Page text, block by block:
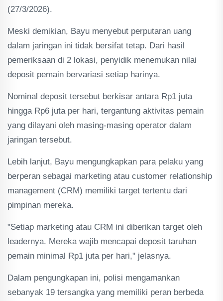
(27/3/2026).
Meski demikian, Bayu menyebut perputaran uang
dalam jaringan ini tidak bersifat tetap. Dari hasil
pemeriksaan di 2 lokasi, penyidik menemukan nilai
deposit pemain bervariasi setiap harinya.
Nominal deposit tersebut berkisar antara Rp1 juta
hingga Rp6 juta per hari, tergantung aktivitas pemain
yang dilayani oleh masing-masing operator dalam
jaringan tersebut.
Lebih lanjut, Bayu mengungkapkan para pelaku yang
berperan sebagai marketing atau customer relationship
management (CRM) memiliki target tertentu dari
pimpinan mereka.
"Setiap marketing atau CRM ini diberikan target oleh
leadernya. Mereka wajib mencapai deposit taruhan
pemain minimal Rp1 juta per hari," jelasnya.
Dalam pengungkapan ini, polisi mengamankan
sebanyak 19 tersangka yang memiliki peran berbeda